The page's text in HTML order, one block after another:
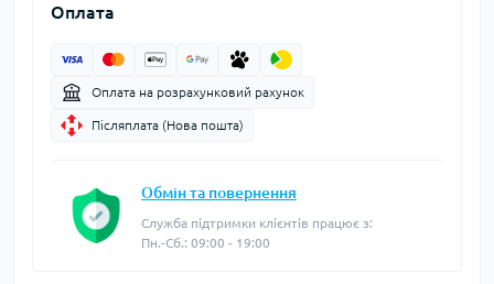
Оплата
Оплата на розрахунковий рахунок
Післяплата (Нова пошта)
Обмін та повернення
Служба підтримки клієнтів працює з:
Пн.-Сб.: 09:00 - 19:00